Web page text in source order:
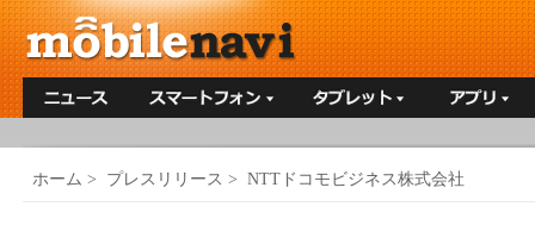
ホーム > プレスリリース > NTTドコモビジネス株式会社